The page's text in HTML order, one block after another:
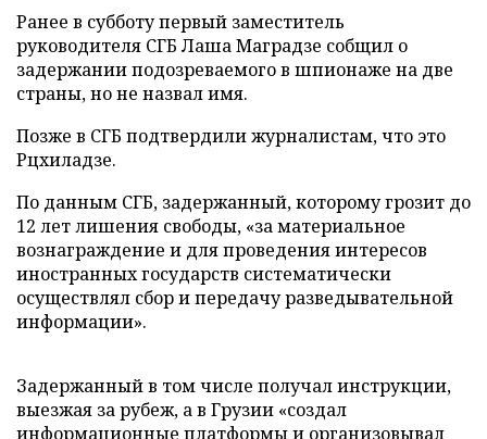
Ранее в субботу первый заместитель
руководителя СГБ Лаша Маградзе собщил о
задержании подозреваемого в шпионаже на две
страны, но не назвал имя.
Позже в СГБ подтвердили журналистам, что это
Рцхиладзе.
По данным СГБ, задержанный, которому грозит до
12 лет лишения свободы, «за материальное
вознаграждение и для проведения интересов
иностранных государств систематически
осуществлял сбор и передачу разведывательной
информации».
Задержанный в том числе получал инструкции,
выезжая за рубеж, а в Грузии «создал
информационные платформы и организовывал